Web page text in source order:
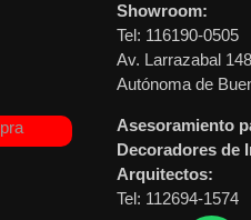
Showroom:
Tel: 116190-0505
Av. Larrazabal
Autónoma de
Asesoramiento
Decoradores de
Arquitectos:
Tel: 112694-1574